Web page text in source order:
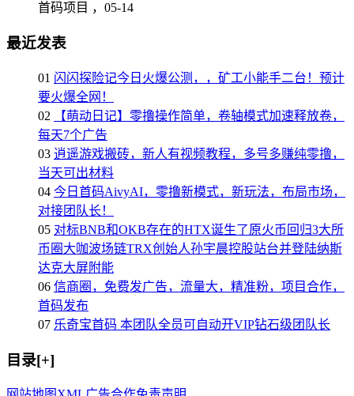
首码项目 ， 05-14
最近发表
01 闪闪探险记今日火爆公测，，矿工小能手二台！预计
要火爆全网！
02
【萌动日记】零撸操作简单，卷轴模式加速释放卷，
每天7个广告
03 逍遥游戏搬砖，新人有视频教程，多号多赚纯零撸，
当天可出材料
04 今日首码AivyAI，零撸新模式，新玩法，布局市场，
对接团队长！
05 对标BNB和OKB存在的HTX诞生了原火币回归3大所
币圈大咖波场链TRX创始人孙宇晨控股站台并登陆纳斯
达克大屏附能
06 信商圈，免费发广告，流量大，精准粉，项目合作，
首码发布
07 乐奇宝首码 本团队全员可自动开VIP钻石级团队长
目录[+]